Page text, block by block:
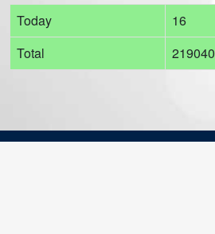
Today
16
Total
219040